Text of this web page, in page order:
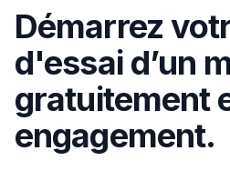
Démarrez
d'essai d’un
gratuitement
engagement.